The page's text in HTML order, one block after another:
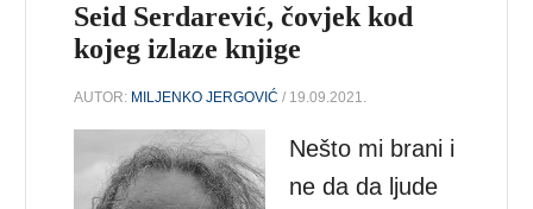
Seid Serdarević, čovjek kod
kojeg izlaze knjige
AUTOR: MILJENKO JERGOVIĆ / 19.09.2021.
Nešto mi brani i
ne da da ljude